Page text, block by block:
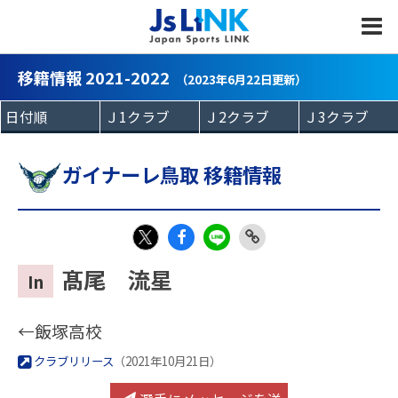
移籍情報 2021-2022 （2023年6月22日更新）
ガイナーレ鳥取 移籍情報
X
In 髙尾 流星
←飯塚高校
クラブリリース （2021年10月21日）